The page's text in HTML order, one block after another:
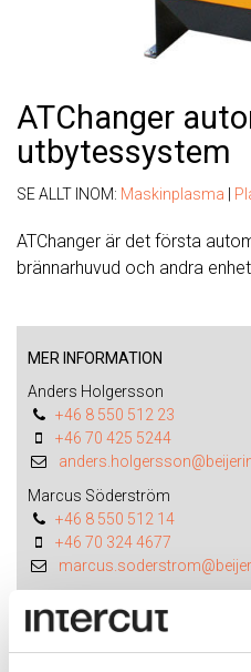
ATChanger
utbytessystem
SE ALLT INOM: Maskinplasma |
ATChanger är det första
brännarhuvud och andra
MER INFORMATION
Anders Holgersson
+46 8 550 512 23
+46 70 425 5244
Marcus Söderström
+46 8 550 512 14
+46 70 324 4677
Tekniskt dokument AT Changer